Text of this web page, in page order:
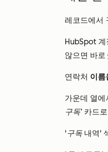
레코드에서
HubSpot 계
않으면 바로
연락처 이름
가운데 열에
구독’ 카드
'구독 내역'